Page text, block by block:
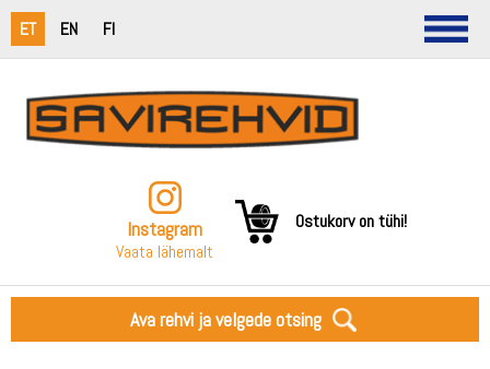
ET EN FI
Instagram
Vaata lähemalt
Ostukorv on tühi!
Ava rehvi ja velgede otsing